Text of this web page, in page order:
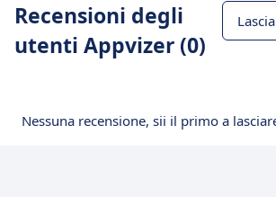
Recensioni degli
utenti Appvizer (0)
Nessuna recensione, sii il primo a